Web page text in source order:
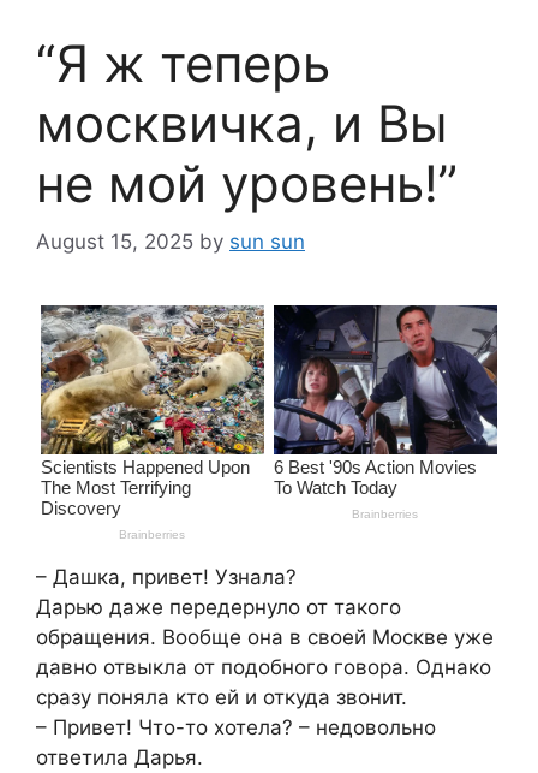
“Я ж теперь
москвичка, и Вы
не мой уровень!”
August 15, 2025 by sun sun
– Дашка, привет! Узнала?
Дарью даже передернуло от такого
обращения. Вообще она в своей Москве уже
давно отвыкла от подобного говора. Однако
сразу поняла кто ей и откуда звонит.
– Привет! Что-то хотела? – недовольно
ответила Дарья.